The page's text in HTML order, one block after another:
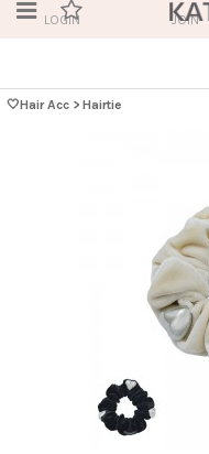
LOGIN JOIN
🤍Hair Acc > Hairtie